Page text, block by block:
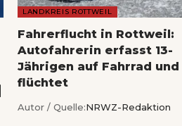
LANDKREIS ROTTWEIL
Fahrerflucht in Rottweil:
Autofahrerin erfasst 13-
Jährigen auf Fahrrad und
flüchtet
Autor / Quelle:NRWZ-Redaktion